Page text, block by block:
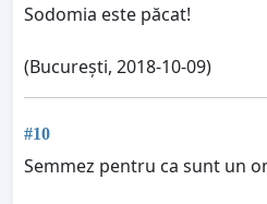
Sodomia este păcat!
(București, 2018-10-09)
#10
Semmez pentru ca sunt un